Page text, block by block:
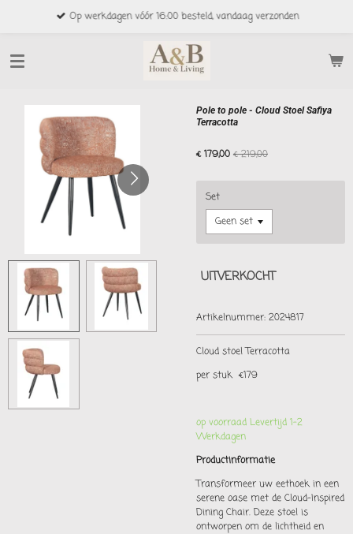
de
hoofdinhoud
Op werkdagen vóór 16:00 besteld, vandaag verzonden
Pole to pole - Cloud Stoel Safiya
Terracotta
€ 179,00 € 219,00
Set
UITVERKOCHT
Artikelnummer: 2024817
Cloud stoel Terracotta
per stuk €179
op voorraad Levertijd 1-2
Werkdagen
Productinformatie
Transformeer uw eethoek in een
serene oase met de Cloud-Inspired
Dining Chair. Deze stoel is
ontworpen om de lichtheid en